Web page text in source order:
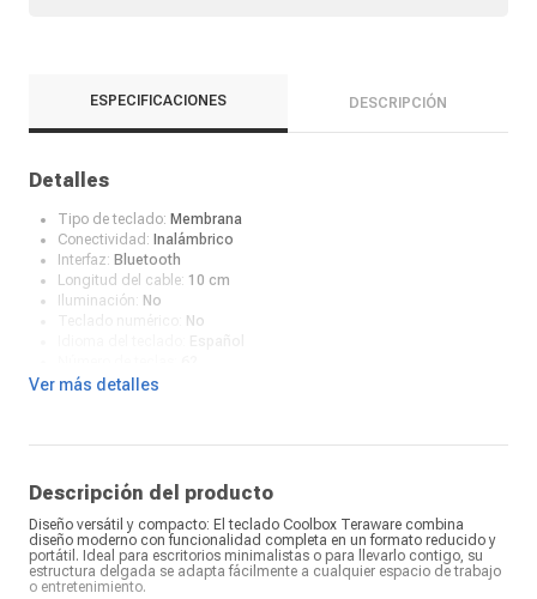
ESPECIFICACIONES DESCRIPCIÓN
Detalles
Tipo de teclado: Membrana
Conectividad: Inalámbrico
Interfaz: Bluetooth
Longitud del cable: 10 cm
Iluminación: No
No
Botones de control multimedia:
Fuente de alimentación:2 pilas AAA (no incluidas)
¿Qué incluye en la caja?: Teclado
Ver más detalles
Descripción del producto
Diseño versátil y compacto: El teclado Coolbox Teraware combina
diseño moderno con funcionalidad completa en un formato reducido y
portátil. Ideal para escritorios minimalistas o para llevarlo contigo, su
estructura delgada se adapta fácilmente a cualquier espacio de trabajo
o entretenimiento.